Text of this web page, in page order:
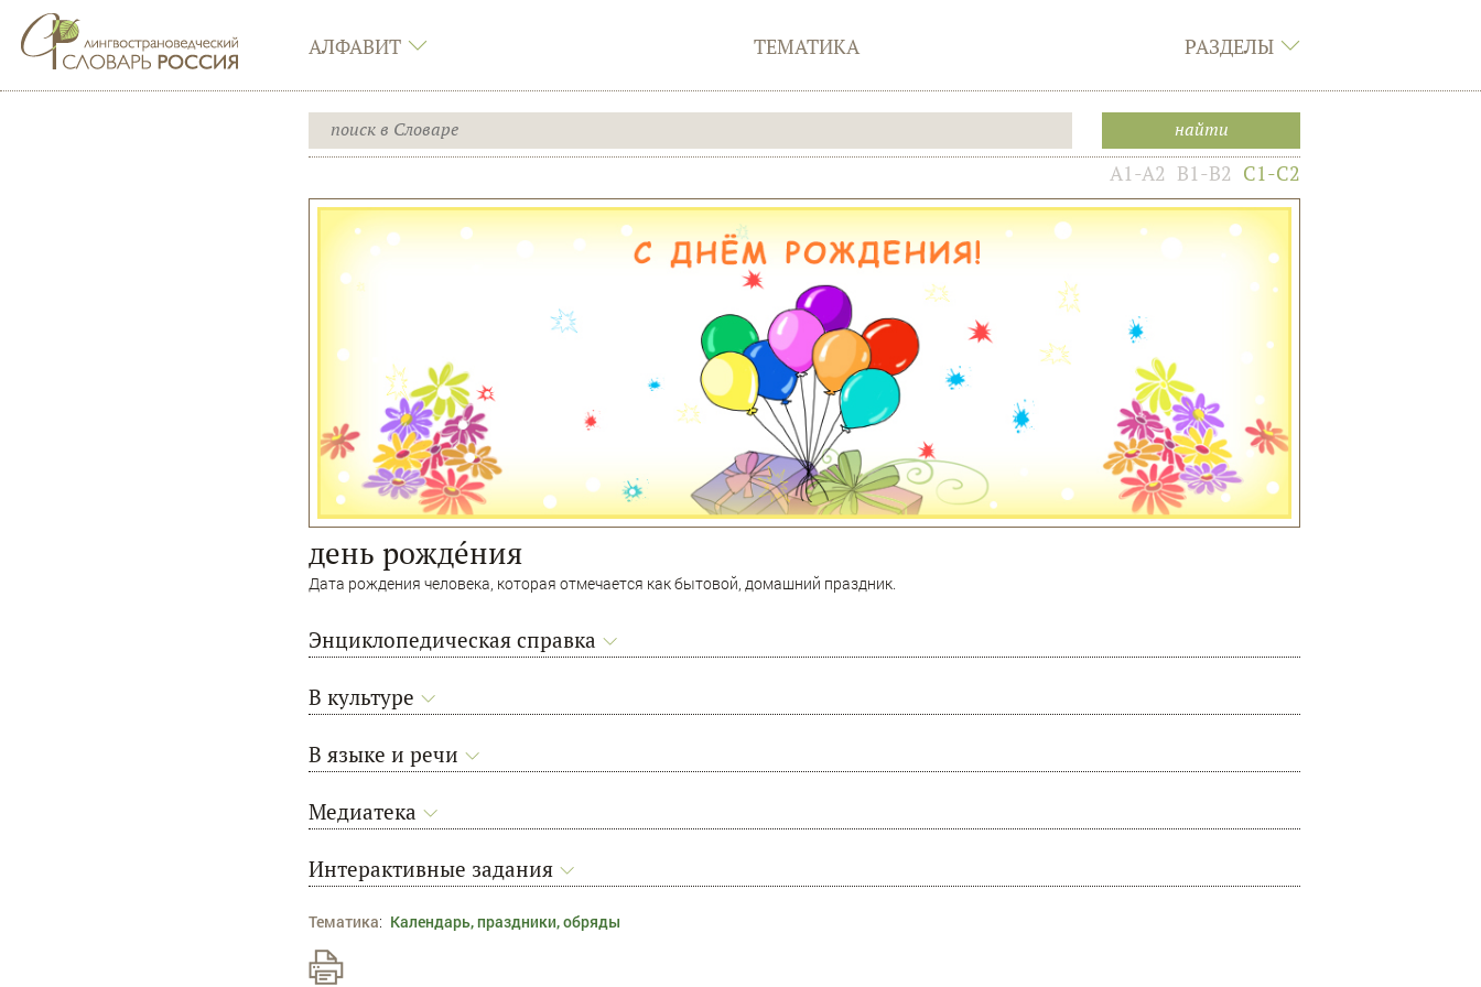
АЛФАВИТ ТЕМАТИКА РАЗДЕЛЫ
A1-A2 B1-B2 C1-C2
день рождéния
Дата рождения человека, которая отмечается как бытовой, домашний праздник.
Энциклопедическая справка
В культуре
В языке и речи
Медиатека
Интерактивные задания
Тематика: Календарь, праздники, обряды